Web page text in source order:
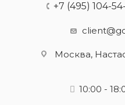
+7 (495) 104-
Москва,
10:00 -